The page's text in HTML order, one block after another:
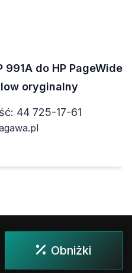
991A do HP PageWide
oryginalny
44 725-17-61
Obniżki